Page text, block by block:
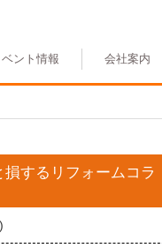
ベント情報 会社案内
損するリフォームコラ